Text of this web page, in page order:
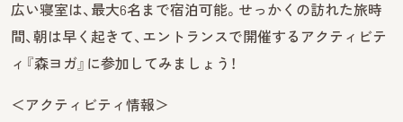
広い寝室は、最大6名まで宿泊可能。せっかくの訪れた旅時
間、朝は早く起きて、エントランスで開催するアクティビテ
ィ『森ヨガ』に参加してみましょう！
＜アクティビティ情報＞